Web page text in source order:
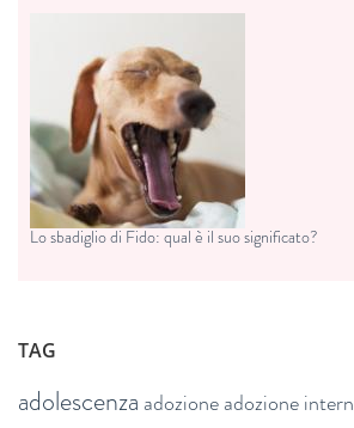
Lo sbadiglio di Fido: qual è il suo significato?
TAG
adolescenza adozioneadozione